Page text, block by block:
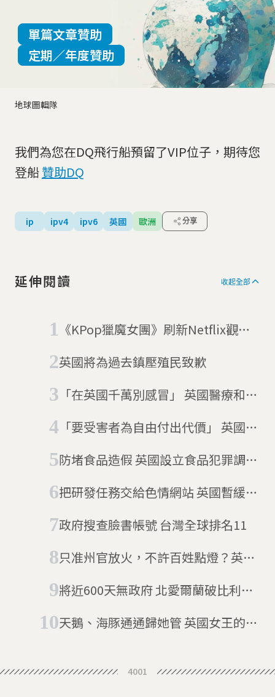
地球圖輯隊
單篇文章贊助
定期／年度贊助
我們為您在DQ飛行船預留了VIP位子，期待您
登船贊助DQ
ip ipv4 ipv6 英國 歐洲 分享
延伸閱讀 收起全部
《KPop獵魔女團》刷新Netflix觀看
了？
英國將為過去鎮壓殖民致歉
「在英國千萬別感冒」 英國醫療和台
「要受害者為自由付出代價」 英國政
防堵食品造假 英國設立食品犯罪調查
把研發任務交給色情網站 英國暫緩成
政府搜查臉書帳號 台灣全球排名11
只准州官放火，不許百姓點燈？英國
車400公里
將近600天無政府 北愛爾蘭破比利時
天鵝、海豚通通歸她管 英國女王的奇
4001